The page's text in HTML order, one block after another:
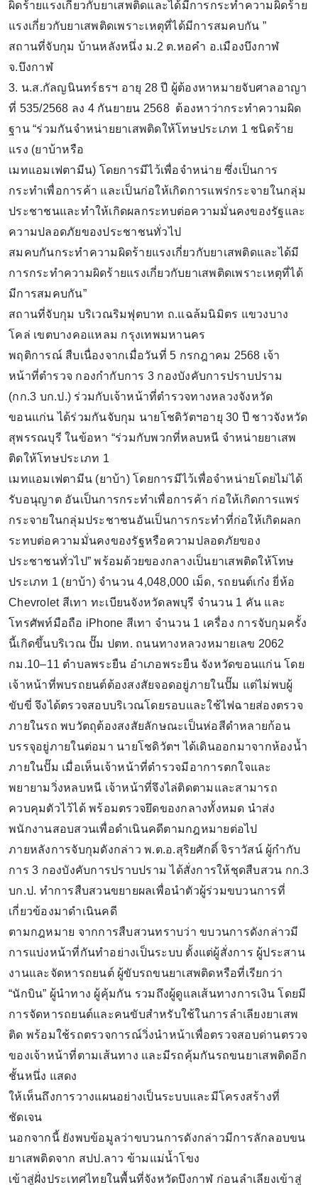
ผิดร้ายแรงเกี่ยวกับยาเสพติดและได้มีการกระทำความผิดร้าย
แรงเกี่ยวกับยาเสพติดเพราะเหตุที่ได้มีการสมคบกัน ”
สถานที่จับกุม บ้านหลังหนึ่ง ม.2 ต.หอคำ อ.เมืองบึงกาฬ
จ.บึงกาฬ
3. น.ส.กัลญนินทร์ธรฯ อายุ 28 ปี ผู้ต้องหาหมายจับศาลอาญา
ที่ 535/2568 ลง 4 กันยายน 2568 ต้องหาว่ากระทำความผิด
ฐาน “ร่วมกันจำหน่ายยาเสพติดให้โทษประเภท 1 ชนิดร้าย
แรง (ยาบ้าหรือ
เมทแอมเฟตามีน) โดยการมีไว้เพื่อจำหน่าย ซึ่งเป็นการ
กระทำเพื่อการค้า และเป็นก่อให้เกิดการแพร่กระจายในกลุ่ม
ประชาชนและทำให้เกิดผลกระทบต่อความมั่นคงของรัฐและ
ความปลอดภัยของประชาชนทั่วไป
สมคบกันกระทำความผิดร้ายแรงเกี่ยวกับยาเสพติดและได้มี
การกระทำความผิดร้ายแรงเกี่ยวกับยาเสพติดเพราะเหตุที่ได้
มีการสมคบกัน”
สถานที่จับกุม บริเวณริมฟุตบาท ถ.แฉล้มนิมิตร แขวงบาง
โคล่ เขตบางคอแหลม กรุงเทพมหานคร
พฤติการณ์ สืบเนื่องจากเมื่อวันที่ 5 กรกฎาคม 2568 เจ้า
หน้าที่ตำรวจ กองกำกับการ 3 กองบังคับการปราบปราม
(กก.3 บก.ป.) ร่วมกับเจ้าหน้าที่ตำรวจทางหลวงจังหวัด
ขอนแก่น ได้ร่วมกันจับกุม นายโชดิวัตฯอายุ 30 ปี ชาวจังหวัด
สุพรรณบุรี ในข้อหา “ร่วมกับพวกที่หลบหนี จำหน่ายยาเสพ
ติดให้โทษประเภท 1
เมทแอมเฟตามีน (ยาบ้า) โดยการมีไว้เพื่อจำหน่ายโดยไม่ได้
รับอนุญาต อันเป็นการกระทำเพื่อการค้า ก่อให้เกิดการแพร่
กระจายในกลุ่มประชาชนอันเป็นการกระทำที่ก่อให้เกิดผลก
ระทบต่อความมั่นคงของรัฐหรือความปลอดภัยของ
ประชาชนทั่วไป” พร้อมด้วยของกลางเป็นยาเสพติดให้โทษ
ประเภท 1 (ยาบ้า) จำนวน 4,048,000 เม็ด, รถยนต์เก๋ง ยี่ห้อ
Chevrolet สีเทา ทะเบียนจังหวัดลพบุรี จำนวน 1 คัน และ
โทรศัพท์มือถือ iPhone สีเทา จำนวน 1 เครื่อง การจับกุมครั้ง
นี้เกิดขึ้นบริเวณ ปั๊ม ปตท. ถนนทางหลวงหมายเลข 2062
กม.10–11 ตำบลพระยืน อำเภอพระยืน จังหวัดขอนแก่น โดย
เจ้าหน้าที่พบรถยนต์ต้องสงสัยจอดอยู่ภายในปั๊ม แต่ไม่พบผู้
ขับขี่ จึงได้ตรวจสอบบริเวณโดยรอบและใช้ไฟฉายส่องตรวจ
ภายในรถ พบวัตถุต้องสงสัยลักษณะเป็นห่อสีดำหลายก้อน
บรรจุอยู่ภายในต่อมา นายโชดิวัตฯ ได้เดินออกมาจากห้องน้ำ
ภายในปั๊ม เมื่อเห็นเจ้าหน้าที่ตำรวจมีอาการตกใจและ
พยายามวิ่งหลบหนี เจ้าหน้าที่จึงไล่ติดตามและสามารถ
ควบคุมตัวไว้ได้ พร้อมตรวจยึดของกลางทั้งหมด นำส่ง
พนักงานสอบสวนเพื่อดำเนินคดีตามกฎหมายต่อไป
ภายหลังการจับกุมดังกล่าว พ.ต.อ.สุริยศักดิ์ จิราวัสน์ ผู้กำกับ
การ 3 กองบังคับการปราบปราม ได้สั่งการให้ชุดสืบสวน กก.3
บก.ป. ทำการสืบสวนขยายผลเพื่อนำตัวผู้ร่วมขบวนการที่
เกี่ยวข้องมาดำเนินคดี
ตามกฎหมาย จากการสืบสวนทราบว่า ขบวนการดังกล่าวมี
การแบ่งหน้าที่กันทำอย่างเป็นระบบ ตั้งแต่ผู้สั่งการ ผู้ประสาน
งานและจัดหารถยนต์ ผู้ขับรถขนยาเสพติดหรือที่เรียกว่า
“นักบิน” ผู้นำทาง ผู้คุ้มกัน รวมถึงผู้ดูแลเส้นทางการเงิน โดยมี
การจัดหารถยนต์และคนขับสำหรับใช้ในการลำเลียงยาเสพ
ติด พร้อมใช้รถตรวจการณ์วิ่งนำหน้าเพื่อตรวจสอบด่านตรวจ
ของเจ้าหน้าที่ตามเส้นทาง และมีรถคุ้มกันรถขนยาเสพติดอีก
ชั้นหนึ่ง แสดง
ให้เห็นถึงการวางแผนอย่างเป็นระบบและมีโครงสร้างที่
ชัดเจน
นอกจากนี้ ยังพบข้อมูลว่าขบวนการดังกล่าวมีการลักลอบขน
ยาเสพติดจาก สปป.ลาว ข้ามแม่น้ำโขง
เข้าสู่ฝั่งประเทศไทยในพื้นที่จังหวัดบึงกาฬ ก่อนลำเลียงเข้าสู่